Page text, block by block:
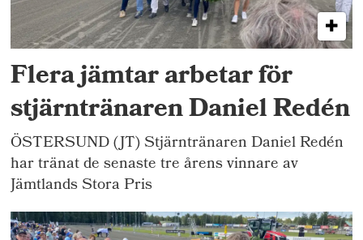
Flera jämtar arbetar för
stjärntränaren Daniel Redén
ÖSTERSUND (JT) Stjärntränaren Daniel Redén
har tränat de senaste tre årens vinnare av
Jämtlands Stora Pris